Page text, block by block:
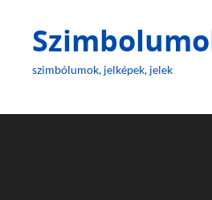
szimbólumok, jelképek, jelek